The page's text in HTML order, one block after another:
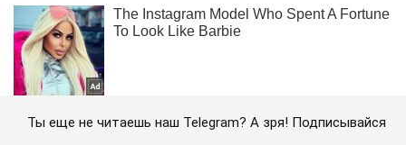
Ты еще не читаешь наш Telegram? А зря! Подписывайся